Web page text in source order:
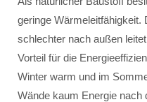
geringe
schlechter nach außen
Vorteil für die
Winter warm und im
Wände kaum Energie nach